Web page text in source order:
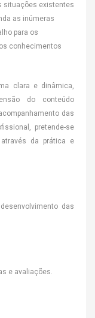
situações existentes
as inúmeras
para os
conhecimentos
clara e dinâmica,
do conteúdo
das
pretende-se
da prática e
das
e avaliações.